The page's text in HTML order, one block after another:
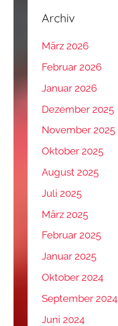
Archiv
März 2026
Februar 2026
Januar 2026
Dezember 2025
November 2025
Oktober 2025
August 2025
Juli 2025
März 2025
Februar 2025
Januar 2025
Oktober 2024
September 2024
Juni 2024